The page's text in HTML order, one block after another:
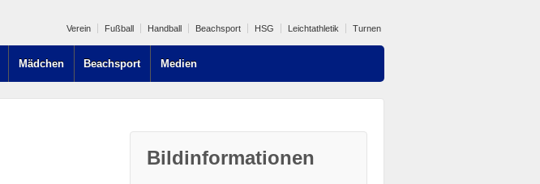
Verein Fußball Handball Beachsport HSG Leichtathletik Turnen
Mädchen Beachsport Medien
Bildinformationen